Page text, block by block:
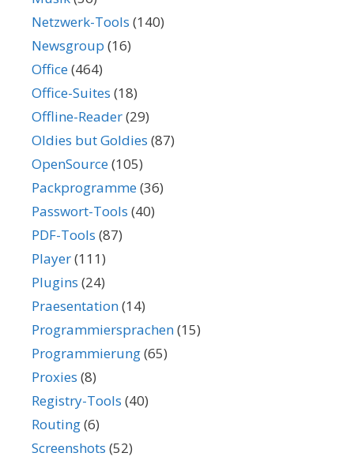
Netzwerk-Tools (140)
Newsgroup (16)
Office(464)
Office-Suites (18)
Offline-Reader(29)
Oldies but Goldies (87)
OpenSource(105)
Packprogramme(36)
Passwort-Tools (40)
PDF-Tools (87)
Player(111)
Plugins (24)
Praesentation(14)
Programmiersprachen(15)
Programmierung(65)
Proxies (8)
Registry-Tools (40)
Routing(6)
Screenshots (52)